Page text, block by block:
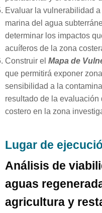
Evaluar la vulnerabilidad
marina del agua
determinar los impactos
acuíferos de la zona
Construir el Mapa de
que permitirá exponer
sensibilidad a la
resultado de la
costero en la zona
Lugar de
Análisis de
aguas
agricultura y